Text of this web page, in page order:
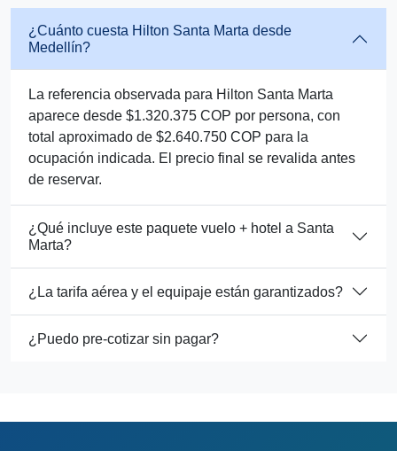
¿Cuánto cuesta Hilton Santa Marta desde
Medellín?
La referencia observada para Hilton Santa Marta
aparece desde $1.320.375 COP por persona, con
total aproximado de $2.640.750 COP para la
ocupación indicada. El precio final se revalida antes
de reservar.
¿Qué incluye este paquete vuelo + hotel a Santa
Marta?
¿La tarifa aérea y el equipaje están garantizados?
¿Puedo pre-cotizar sin pagar?